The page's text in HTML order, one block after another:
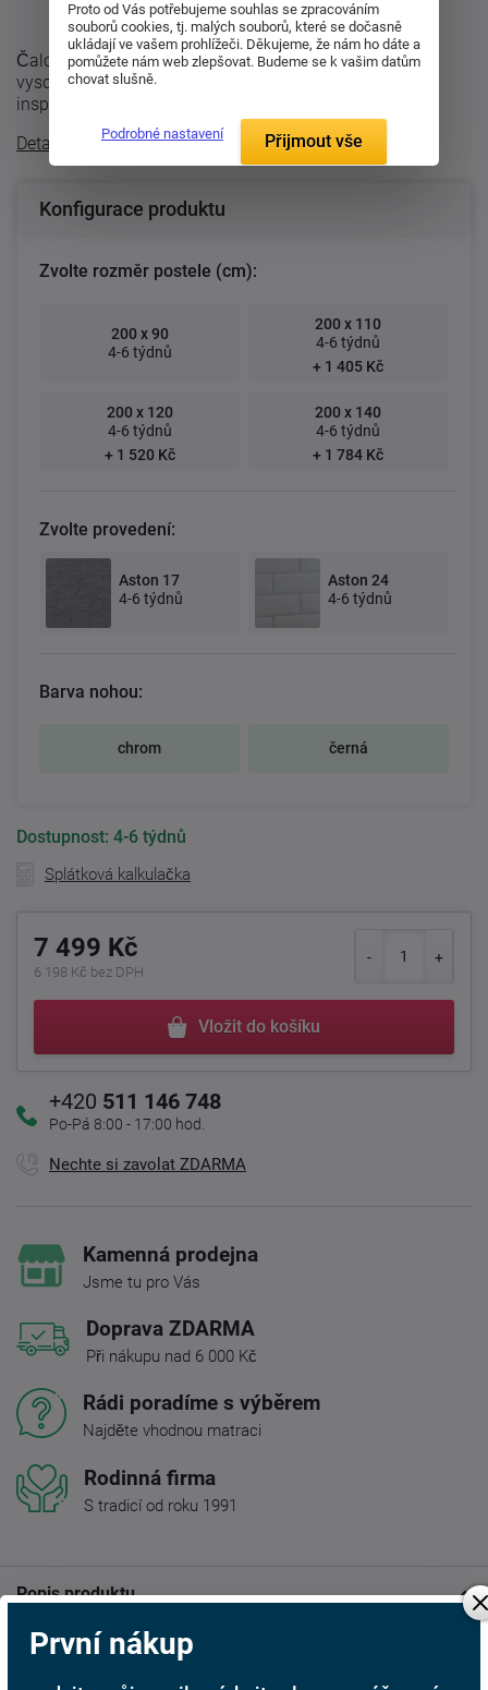
Čalouněná postel TOKIO R-BED zaujme elegantním
vysokým čelem s výrazným dekorativním prošitím
inspirovaným klasickým chesterfield stylem. ...
Detailní popis
Konfigurace produktu
Zvolte rozměr postele (cm):
200 x 90
4-6 týdnů
200 x 110
4-6 týdnů
+ 1 405 Kč
200 x 120
4-6 týdnů
+ 1 520 Kč
200 x 140
4-6 týdnů
+ 1 784 Kč
Zvolte provedení:
Aston 17
4-6 týdnů
Aston 24
4-6 týdnů
Barva nohou:
chrom černá
Dostupnost: 4-6 týdnů
Splátková kalkulačka
7 499 Kč
6 198 Kč bez DPH
Vložit do košíku
+420 511 146 748
Po-Pá 8:00 - 17:00 hod.
Nechte si zavolat ZDARMA
Kamenná prodejna
Jsme tu pro Vás
Doprava ZDARMA
Při nákupu nad 6 000 Kč
Rádi poradíme s výběrem
Najděte vhodnou matraci
Rodinná firma
S tradicí od roku 1991
Popis produktu
Čalouněná postel TOKIO
První nákup
Proto od Vás potřebujeme souhlas se zpracováním
souborů cookies, tj. malých souborů, které se dočasně
ukládají ve vašem prohlížeči. Děkujeme, že nám ho dáte a
pomůžete nám web zlepšovat. Budeme se k vašim datům
chovat slušně.
Podrobné nastavení Přijmout vše